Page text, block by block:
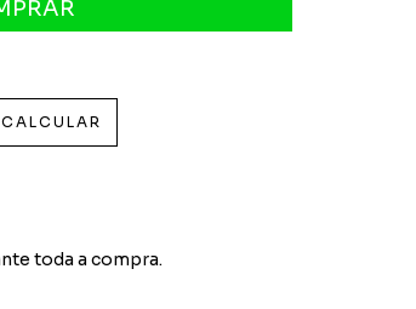
CALCULAR
toda a compra.